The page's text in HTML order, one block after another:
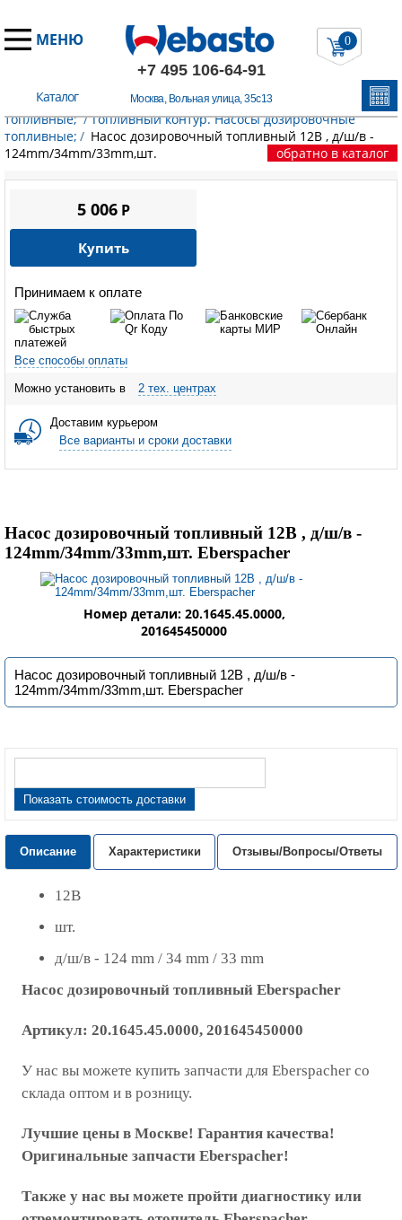
МЕНЮ
+7 495 106-64-91
Москва, Вольная улица, 35с13
Каталог
0
Главная / Запчасти Эберспехер/ Насосы дозировочные
топливные;/Топливный контур. Насосы дозировочные
топливные; / Насос дозировочный топливный 12В , д/ш/в -
124mm/34mm/33mm,шт.
обратно в каталог
Принимаем к оплате
Все способы оплаты
Можно установить в 2 тех. центрах
Доставим курьером
Все варианты и сроки доставки
5 006P
Купить
Насос дозировочный топливный 12В , д/ш/в -
124mm/34mm/33mm,шт. Eberspacher
Номер детали: 20.1645.45.0000,
201645450000
Насос дозировочный топливный 12В , д/ш/в -
124mm/34mm/33mm,шт. Eberspacher
Показать стоимость доставки
Описание Характеристики Отзывы/Вопросы/Ответы
12В
шт.
д/ш/в - 124 mm / 34 mm / 33 mm
Насос дозировочный топливный Eberspacher
Артикул: 20.1645.45.0000, 201645450000
У нас вы можете купить запчасти для Eberspacher со
склада оптом и в розницу.
Лучшие цены в Москве! Гарантия качества!
Оригинальные запчасти Eberspacher!
Также у нас вы можете пройти диагностику или